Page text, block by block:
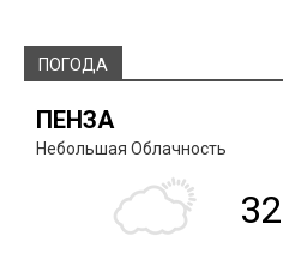
ПОГОДА
ПЕНЗА
Небольшая Облачность
32